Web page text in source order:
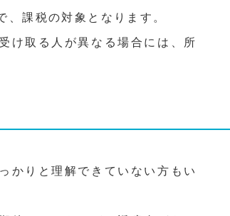
課税の対象となります。
け取る人が異なる場合には、所
かりと理解できていない方もい